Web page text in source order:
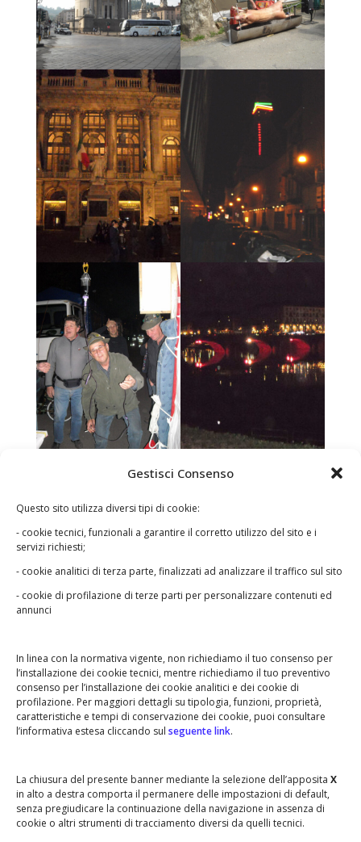
Gestisci Consenso
Questo sito utilizza diversi tipi di cookie:
- cookie tecnici, funzionali a garantire il corretto utilizzo del sito e i
servizi richiesti;
- cookie analitici di terza parte, finalizzati ad analizzare il traffico sul sito
- cookie di profilazione di terze parti per personalizzare contenuti ed
annunci
In linea con la normativa vigente, non richiediamo il tuo consenso per
l’installazione dei cookie tecnici, mentre richiediamo il tuo preventivo
consenso per l’installazione dei cookie analitici e dei cookie di
profilazione. Per maggiori dettagli su tipologia, funzioni, proprietà,
caratteristiche e tempi di conservazione dei cookie, puoi consultare
l’informativa estesa cliccando sul seguente link.
La chiusura del presente banner mediante la selezione dell’apposita X
in alto a destra comporta il permanere delle impostazioni di default,
senza pregiudicare la continuazione della navigazione in assenza di
cookie o altri strumenti di tracciamento diversi da quelli tecnici.